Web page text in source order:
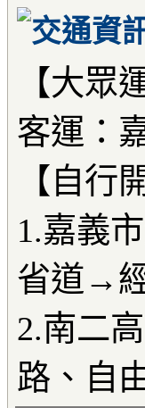
【大眾
客運：
【自行
1.嘉義
省道→
2.南二
路、自